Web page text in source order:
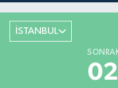
İSTANBUL